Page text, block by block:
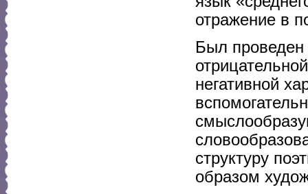
отражение в
Был проведен
негативной
структуру
образом